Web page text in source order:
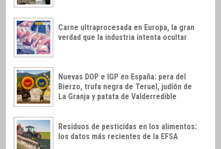
Carne ultraprocesada en Europa, la gran
verdad que la industria intenta ocultar
Nuevas DOP e IGP en España: pera del
Bierzo, trufa negra de Teruel, judión de
La Granja y patata de Valderredible
Residuos de pesticidas en los alimentos:
los datos más recientes de la EFSA